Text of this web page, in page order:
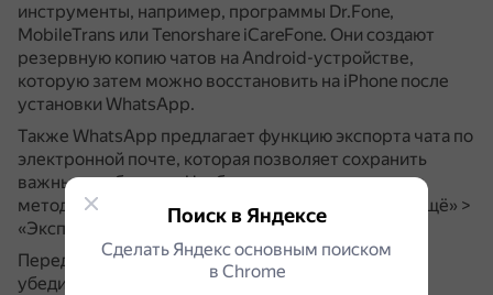
инструменты, например, программы Dr.Fone,
MobileTrans или Tenorshare iCareFone. Они создают
резервную копию чатов на Android-устройстве,
которую затем можно восстановить на iPhone после
установки WhatsApp.
Также WhatsApp предлагает функцию экспорта чата по
электронной почте, которая позволяет сохранить
важные сообщения.Чтобы воспользоваться этим
методом, нужно открыть нужный чат, выбрать «Ещё» >
«Экспорт чата» и следовать указаниям.
Перед использованием любых программ важно
убедиться в их надёжности и проверить, чтобы
Поиск в Яндексе
Сделать Яндекс основным поиском
в Сhrome